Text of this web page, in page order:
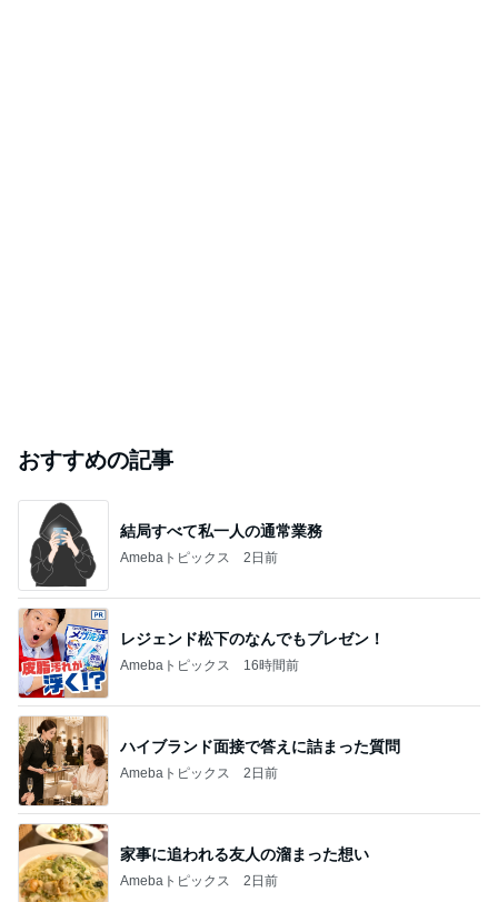
おすすめの記事
結局すべて私一人の通常業務
Amebaトピックス 2日前
レジェンド松下のなんでもプレゼン！
Amebaトピックス 16時間前
ハイブランド面接で答えに詰まった質問
Amebaトピックス 2日前
家事に追われる友人の溜まった想い
Amebaトピックス 2日前